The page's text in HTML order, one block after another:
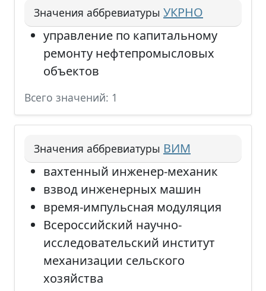
Значения аббревиатуры УКРНО
управление по капитальному
ремонту нефтепромысловых
объектов
Всего значений: 1
Значения аббревиатуры ВИМ
вахтенный инженер-механик
взвод инженерных машин
время-импульсная модуляция
Всероссийский научно-
исследовательский институт
механизации сельского
хозяйства